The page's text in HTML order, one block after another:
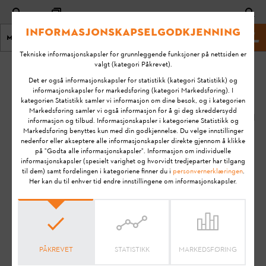
Meny STIHL Nettsted
KA-01018
Hva er den
dynamiske
klippeplanen?
STIHL RMI 422 (VIKING MI 422)
STIHL RMI 422 P (VIKING MI 422 P)
STIHL RMI 422 PC (VIKING MI 422 PC)
STIHL RMI 522 C
STIHL RMI 632 (VIKING MI 632)
STIHL RMI 632 P (VIKING MI 632 P)
Sist
endret:
22.03.2021
How To & Tips
Informasjonskapselgodkjenning
Tekniske informasjonskapsler for grunnleggende funksjoner på nettsiden er
valgt (kategori Påkrevet).
Det er også informasjonskapsler for statistikk (kategori Statistikk) og
informasjonskapsler for markedsføring (kategori Markedsføring). I
kategorien Statistikk samler vi informasjon om dine besøk, og i kategorien
Markedsføring samler vi også informasjon for å gi deg skreddersydd
informasjon og tilbud. Informasjonskapsler i kategoriene Statistikk og
Markedsføring benyttes kun med din godkjennelse. Du velge innstillinger
nedenfor eller akseptere alle informasjonskapsler direkte gjennom å klikke
på "Godta alle informasjonskapsler". Informasjon om individuelle
informasjonskapsler (spesielt varighet og hvorvidt tredjeparter har tilgang
til dem) samt fordelingen i kategoriene finner du i personvernerklæringen.
Her kan du til enhver tid endre innstillingene om informasjonskapsler.
PÅKREVET STATISTIKK MARKEDSFØRING